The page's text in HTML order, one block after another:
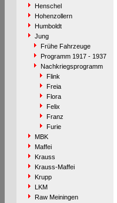
Henschel
Hohenzollern
Humboldt
Jung
Frühe Fahrzeuge
Programm 1917 - 1937
Nachkriegsprogramm
Flink
Freia
Flora
Felix
Franz
Furie
MBK
Maffei
Krauss
Krauss-Maffei
Krupp
LKM
Raw Meiningen